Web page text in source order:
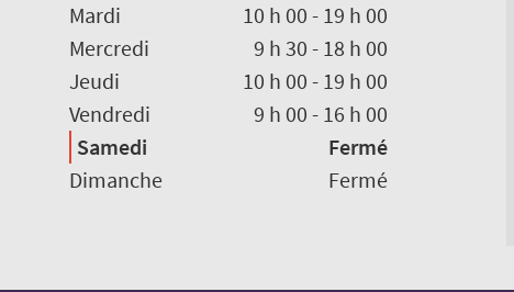
Mardi
10 h 00 - 19 h 00
Mercredi
9 h 30 - 18 h 00
Jeudi
10 h 00 - 19 h 00
Vendredi
9 h 00 - 16 h 00
Samedi
Fermé
Dimanche
Fermé